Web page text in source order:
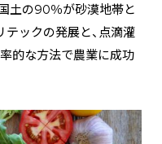
土の90％が砂漠地帯と
テックの発展と、点滴灌
的な方法で農業に成功